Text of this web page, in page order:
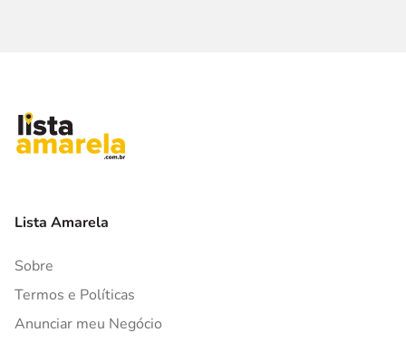
Lista Amarela
Sobre
Termos e Políticas
Anunciar meu Negócio